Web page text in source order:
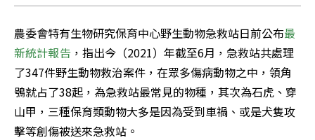
農委會特有生物研究保育中心野生動物急救站日前公布最
新統計報告 ，指出今（2021）年截至6月，急救站共處理
了347件野生動物救治案件，在眾多傷病動物之中，領角
鴞就占了38起，為急救站最常見的物種，其次為石虎、穿
山甲，三種保育類動物大多是因為受到車禍、或是犬隻攻
擊等創傷被送來急救站。